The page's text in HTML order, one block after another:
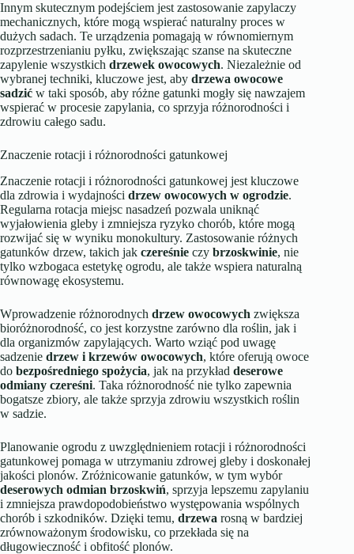
Innym skutecznym podejściem jest zastosowanie zapylaczy
mechanicznych, które mogą wspierać naturalny proces w
dużych sadach. Te urządzenia pomagają w równomiernym
rozprzestrzenianiu pyłku, zwiększając szanse na skuteczne
zapylenie wszystkich drzewek owocowych. Niezależnie od
wybranej techniki, kluczowe jest, aby drzewa owocowe
sadzić w taki sposób, aby różne gatunki mogły się nawzajem
wspierać w procesie zapylania, co sprzyja różnorodności i
zdrowiu całego sadu.
Znaczenie rotacji i różnorodności gatunkowej
Znaczenie rotacji i różnorodności gatunkowej jest kluczowe
dla zdrowia i wydajności drzew owocowych w ogrodzie.
Regularna rotacja miejsc nasadzeń pozwala uniknąć
wyjałowienia gleby i zmniejsza ryzyko chorób, które mogą
rozwijać się w wyniku monokultury. Zastosowanie różnych
gatunków drzew, takich jak czereśnie czy brzoskwinie, nie
tylko wzbogaca estetykę ogrodu, ale także wspiera naturalną
równowagę ekosystemu.
Wprowadzenie różnorodnych drzew owocowych zwiększa
bioróżnorodność, co jest korzystne zarówno dla roślin, jak i
dla organizmów zapylających. Warto wziąć pod uwagę
sadzenie drzew i krzewów owocowych, które oferują owoce
do bezpośredniego spożycia, jak na przykład deserowe
odmiany czereśni. Taka różnorodność nie tylko zapewnia
bogatsze zbiory, ale także sprzyja zdrowiu wszystkich roślin
w sadzie.
Planowanie ogrodu z uwzględnieniem rotacji i różnorodności
gatunkowej pomaga w utrzymaniu zdrowej gleby i doskonałej
jakości plonów. Zróżnicowanie gatunków, w tym wybór
deserowych odmian brzoskwiń, sprzyja lepszemu zapylaniu
i zmniejsza prawdopodobieństwo występowania wspólnych
chorób i szkodników. Dzięki temu, drzewa rosną w bardziej
zrównoważonym środowisku, co przekłada się na
długowieczność i obfitość plonów.